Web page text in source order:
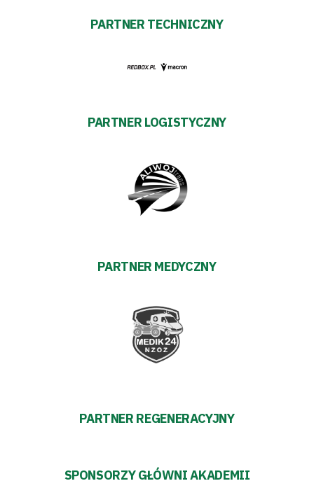
PARTNER TECHNICZNY
PARTNER LOGISTYCZNY
PARTNER MEDYCZNY
PARTNER REGENERACYJNY
SPONSORZY GŁÓWNI AKADEMII